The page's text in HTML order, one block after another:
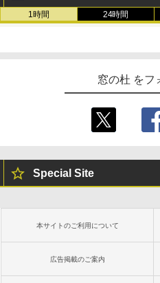
1時間 24時間
窓の杜 をフ
Special Site
本サイトのご利用について
広告掲載のご案内